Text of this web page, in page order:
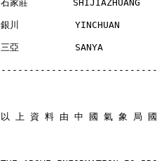
石家莊
銀川          YINCHUAN
三亞          SANYA
以 上 資 料 由 中 國 氣 象 局